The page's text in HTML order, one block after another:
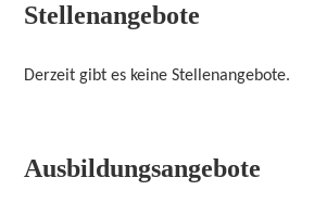
Stellenangebote
Derzeit gibt es keine Stellenangebote.
Ausbildungsangebote